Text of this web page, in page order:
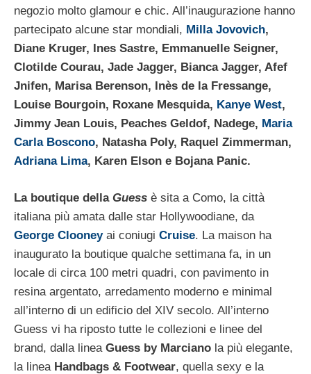
negozio molto glamour e chic. All’inaugurazione hanno
partecipato alcune star mondiali, Milla Jovovich,
Diane Kruger, Ines Sastre, Emmanuelle Seigner,
Clotilde Courau, Jade Jagger, Bianca Jagger, Afef
Jnifen, Marisa Berenson, Inès de la Fressange,
Louise Bourgoin, Roxane Mesquida, Kanye West,
Jimmy Jean Louis, Peaches Geldof, Nadege, Maria
Carla Boscono, Natasha Poly, Raquel Zimmerman,
Adriana Lima, Karen Elson e Bojana Panic.
La boutique della Guess è sita a Como, la città
italiana più amata dalle star Hollywoodiane, da
George Clooney ai coniugi Cruise. La maison ha
inaugurato la boutique qualche settimana fa, in un
locale di circa 100 metri quadri, con pavimento in
resina argentato, arredamento moderno e minimal
all’interno di un edificio del XIV secolo. All’interno
Guess vi ha riposto tutte le collezioni e linee del
brand, dalla linea Guess by Marciano la più elegante,
la linea Handbags & Footwear, quella sexy e la